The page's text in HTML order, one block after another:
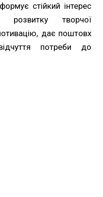
стійкий інтерес
творчої
дає поштовх
потреби до